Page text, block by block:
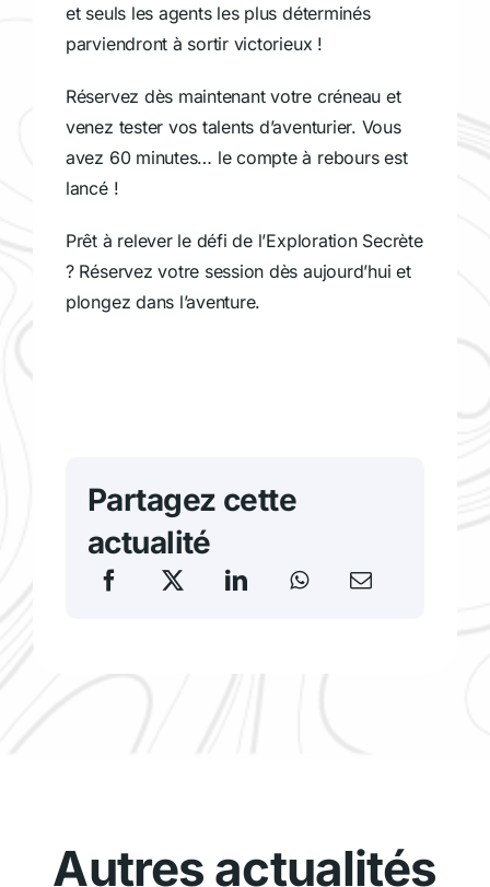
et seuls les agents les plus déterminés
parviendront à sortir victorieux !
Réservez dès maintenant votre créneau et
venez tester vos talents d’aventurier. Vous
avez 60 minutes… le compte à rebours est
lancé !
Prêt à relever le défi de l’Exploration Secrète
? Réservez votre session dès aujourd’hui et
plongez dans l’aventure.
Partagez cette
actualité
Autres actualités